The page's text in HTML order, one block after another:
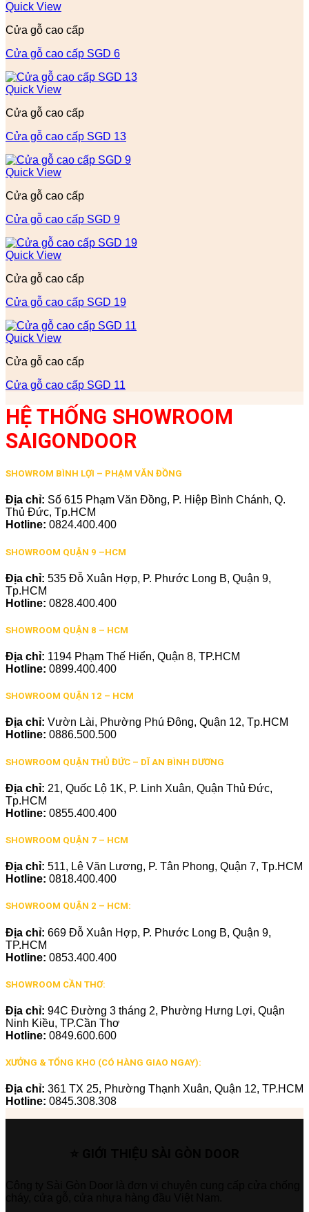
Quick View
Cửa gỗ cao cấp
Cửa gỗ cao cấp SGD 6
Quick View
Cửa gỗ cao cấp
Cửa gỗ cao cấp SGD 13
Quick View
Cửa gỗ cao cấp
Cửa gỗ cao cấp SGD 9
Quick View
Cửa gỗ cao cấp
Cửa gỗ cao cấp SGD 19
Quick View
Cửa gỗ cao cấp
Cửa gỗ cao cấp SGD 11
HỆ THỐNG SHOWROOM
SAIGONDOOR
SHOWROM BÌNH LỢI – PHẠM VĂN ĐỒNG
Địa chỉ: Số 615 Phạm Văn Đồng, P. Hiệp Bình Chánh, Q.
Thủ Đức, Tp.HCM
Hotline: 0824.400.400
SHOWROOM QUẬN 9 –HCM
Địa chỉ: 535 Đỗ Xuân Hợp, P. Phước Long B, Quận 9,
Tp.HCM
Hotline: 0828.400.400
SHOWROOM QUẬN 8 – HCM
Địa chỉ: 1194 Phạm Thế Hiển, Quận 8, TP.HCM
Hotline: 0899.400.400
SHOWROOM QUẬN 12 – HCM
Địa chỉ: Vườn Lài, Phường Phú Đông, Quận 12, Tp.HCM
Hotline: 0886.500.500
SHOWROOM QUẬN THỦ ĐỨC – DĨ AN BÌNH DƯƠNG
Địa chỉ: 21, Quốc Lộ 1K, P. Linh Xuân, Quận Thủ Đức,
Tp.HCM
Hotline: 0855.400.400
SHOWROOM QUẬN 7 – HCM
Địa chỉ: 511, Lê Văn Lương, P. Tân Phong, Quận 7, Tp.HCM
Hotline: 0818.400.400
SHOWROOM QUẬN 2 – HCM:
Địa chỉ: 669 Đỗ Xuân Hợp, P. Phước Long B, Quận 9,
TP.HCM
Hotline: 0853.400.400
SHOWROOM CẦN THƠ:
Địa chỉ: 94C Đường 3 tháng 2, Phường Hưng Lợi, Quận
Ninh Kiều, TP.Cần Thơ
Hotline: 0849.600.600
XƯỞNG & TỔNG KHO (CÓ HÀNG GIAO NGAY):
Địa chỉ: 361 TX 25, Phường Thạnh Xuân, Quận 12, TP.HCM
Hotline: 0845.308.308